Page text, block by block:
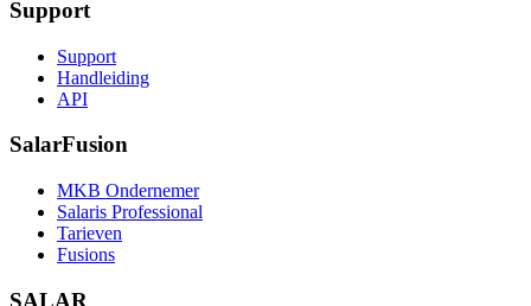
Support
Support
Handleiding
API
SalarFusion
MKB Ondernemer
Salaris Professional
Tarieven
Fusions
SALAR